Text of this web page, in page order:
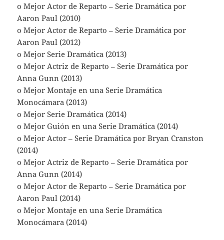
o Mejor Actor de Reparto – Serie Dramática por
Aaron Paul (2010)
o Mejor Actor de Reparto – Serie Dramática por
Aaron Paul (2012)
o Mejor Serie Dramática (2013)
o Mejor Actriz de Reparto – Serie Dramática por
Anna Gunn (2013)
o Mejor Montaje en una Serie Dramática
Monocámara (2013)
o Mejor Serie Dramática (2014)
o Mejor Guión en una Serie Dramática (2014)
o Mejor Actor – Serie Dramática por Bryan Cranston
(2014)
o Mejor Actriz de Reparto – Serie Dramática por
Anna Gunn (2014)
o Mejor Actor de Reparto – Serie Dramática por
Aaron Paul (2014)
o Mejor Montaje en una Serie Dramática
Monocámara (2014)